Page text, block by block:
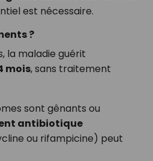
est nécessaire.
?
la maladie guérit
mois, sans traitement
sont gênants ou
antibiotique
ou rifampicine) peut